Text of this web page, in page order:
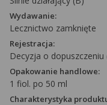
Wydawanie:
Lecznictwo zamknięte
Rejestracja:
Decyzja o dopuszczeniu
Opakowanie handlowe:
1 fiol. po 50 ml
Charakterystyka